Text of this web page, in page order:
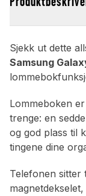
Sjekk ut dette
Samsung
Lommeboken
trenge: en
og god plass til
tingene dine
Telefonen sitter